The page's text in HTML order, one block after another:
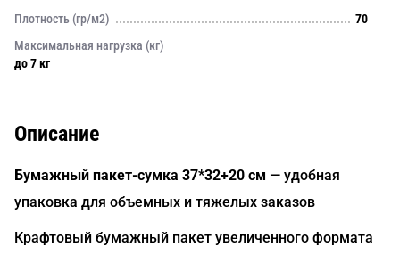
Плотность (гр/м2)
70
Максимальная нагрузка (кг)
до 7 кг
Описание
Бумажный пакет-сумка 37*32+20 см — удобная
упаковка для объемных и тяжелых заказов
Крафтовый бумажный пакет увеличенного формата